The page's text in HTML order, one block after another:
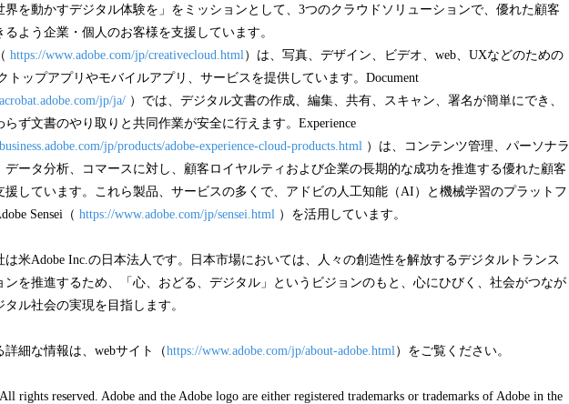
界を動かすデジタル体験を」をミッションとして、3つのクラウドソリューションで、優れた顧客
よう企業・個人のお客様を支援しています。
https://www.adobe.com/jp/creativecloud.html）は、写真、デザイン、ビデオ、web、UXなどのための
トップアプリやモバイルアプリ、サービスを提供しています。Document
jp/ja/ ）では、デジタル文書の作成、編集、共有、スキャン、署名が簡単にでき、
らず文書のやり取りと共同作業が安全に行えます。Experience
jp/products/adobe-experience-cloud-products.html ）は、コンテンツ管理、パーソナラ
データ分析、コマースに対し、顧客ロイヤルティおよび企業の長期的な成功を推進する優れた顧客
援しています。これら製品、サービスの多くで、アドビの人工知能（AI）と機械学習のプラットフ
Sensei（ https://www.adobe.com/jp/sensei.html ）を活用しています。
は米Adobe Inc.の日本法人です。日本市場においては、人々の創造性を解放するデジタルトランス
ンを推進するため、「心、おどる、デジタル」というビジョンのもと、心にひびく、社会がつなが
ル社会の実現を目指します。
詳細な情報は、webサイト（https://www.adobe.com/jp/about-adobe.html）をご覧ください。
rights reserved. Adobe and the Adobe logo are either registered trademarks or trademarks of Adobe in the